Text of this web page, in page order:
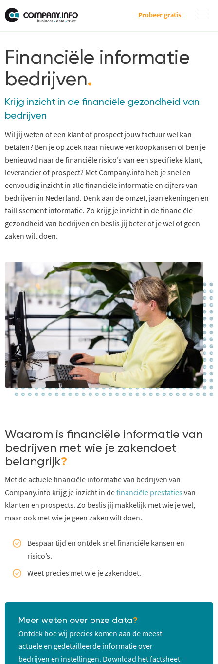
Probeer gratis
Financiële informatie
bedrijven.
Krijg inzicht in de financiële gezondheid van
bedrijven
Wil jij weten of een klant of prospect jouw factuur wel kan
betalen? Ben je op zoek naar nieuwe verkoopkansen of ben je
benieuwd naar de financiële risico’s van een specifieke klant,
leverancier of prospect? Met Company.info heb je snel en
eenvoudig inzicht in alle financiële informatie en cijfers van
bedrijven in Nederland. Denk aan de omzet, jaarrekeningen en
faillissement informatie. Zo krijg je inzicht in de financiële
gezondheid van bedrijven en beslis jij beter of je wel of geen
zaken wilt doen.
Waarom is financiële informatie van
bedrijven met wie je zakendoet
belangrijk?
Met de actuele financiële informatie van bedrijven van
Company.info krijg je inzicht in definanciële prestaties van
klanten en prospects. Zo beslis jij makkelijk met wie je wel,
maar ook met wie je geen zaken wilt doen.
Bespaar tijd en ontdek snel financiële kansen en
risico’s.
Weet precies met wie je zakendoet.
Meer weten over onze data?
Ontdek hoe wij precies komen aan de meest
actuele en gedetailleerde informatie over
bedrijven en instellingen. Download het factsheet